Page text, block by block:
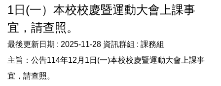
單位主管
教務法規
1日(一）本校校慶暨運動大會上課事
宜，請查照。
最後更新日期 : 2025-11-28 資訊群組 : 課務組
主旨：公告114年12月1日(一)本校校慶暨運動大會上課事
宜，請查照。